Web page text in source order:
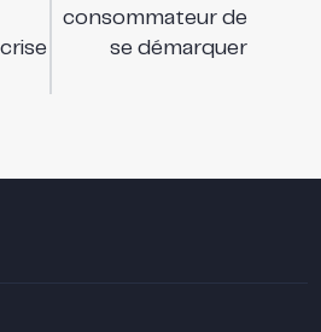
consommateur de
se démarquer